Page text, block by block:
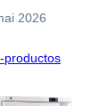
2026
productos